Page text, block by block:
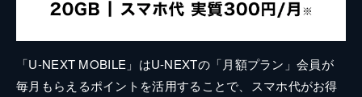
「U-NEXT MOBILE」はU-NEXTの「月額プラン」会員が
毎月もらえるポイントを活用することで、スマホ代がお得